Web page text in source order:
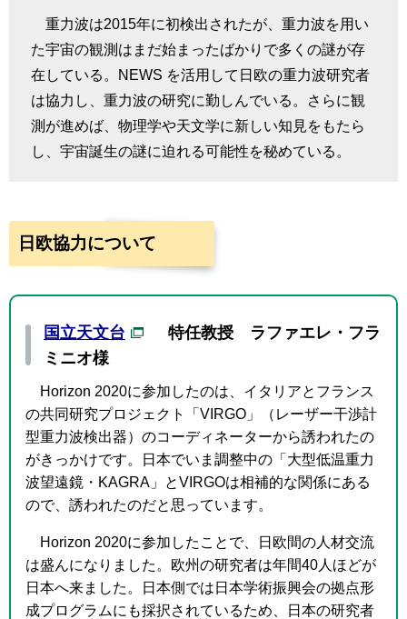
重力波は2015年に初検出されたが、重力波を用い
た宇宙の観測はまだ始まったばかりで多くの謎が存
在している。NEWS を活用して日欧の重力波研究者
は協力し、重力波の研究に勤しんでいる。さらに観
測が進めば、物理学や天文学に新しい知見をもたら
し、宇宙誕生の謎に迫れる可能性を秘めている。
日欧協力について
国立天文台
特任教授 ラファエレ・フラ
ミニオ様
Horizon 2020に参加したのは、イタリアとフランス
の共同研究プロジェクト「VIRGO」（レーザー干渉計
型重力波検出器）のコーディネーターから誘われたの
がきっかけです。日本でいま調整中の「大型低温重力
波望遠鏡・KAGRA」とVIRGOは相補的な関係にある
ので、誘われたのだと思っています。
Horizon 2020に参加したことで、日欧間の人材交流
は盛んになりました。欧州の研究者は年間40人ほどが
日本へ来ました。日本側では日本学術振興会の拠点形
成プログラムにも採択されているため、日本の研究者